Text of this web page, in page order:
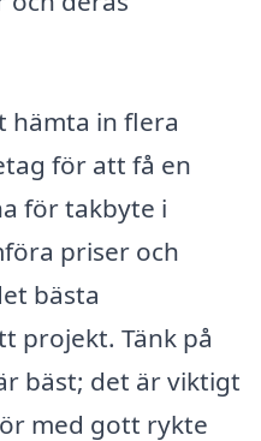
hämta in flera
för att få en
för takbyte i
priser och
bästa
projekt. Tänk på
bäst; det är viktigt
med gott rykte